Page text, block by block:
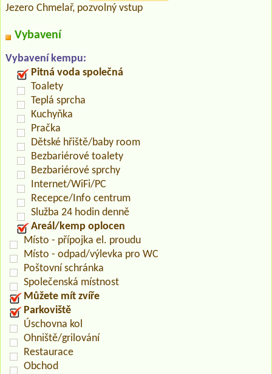
Jezero Chmelař, pozvolný vstup
Vybavení
Vybavení kempu:
Pitná voda společná
Toalety
Teplá sprcha
Kuchyňka
Pračka
Dětské hřiště/baby room
Bezbariérové toalety
Bezbariérové sprchy
Internet/WiFi/PC
Recepce/Info centrum
Služba 24 hodin denně
Areál/kemp oplocen
Místo - přípojka el. proudu
Místo - odpad/výlevka pro WC
Poštovní schránka
Společenská místnost
Můžete mít zvíře
Parkoviště
Úschovna kol
Ohniště/grilování
Restaurace
Obchod